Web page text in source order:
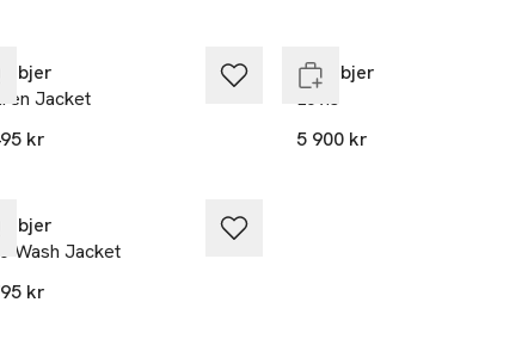
Jacket
kr
Rodebjer
Lovis
5 900 kr
Wash Jacket
kr